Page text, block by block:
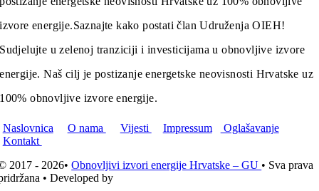
izvore energije.Saznajte kako postati član Udruženja OIEH!
Sudjelujte u zelenoj tranziciji i investicijama u obnovljive izvore
energije. Naš cilj je postizanje energetske neovisnosti Hrvatske uz
100% obnovljive izvore energije.
Naslovnica O nama Vijesti Impressum
Oglašavanje
Kontakt
2017 - 2026•Obnovljivi izvori energije Hrvatske – GU • Sva prava
• Developed by